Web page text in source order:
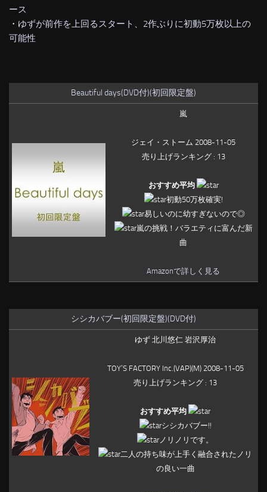
ース
・ ゆずが前作を上回るスタート、2作ぶりに初動5万枚以上の
可能性
Beautiful days(DVD付)(初回限定盤)
嵐
ジェイ・ストーム 2008-11-05
売り上げランキング : 13
おすすめ平均
初動50万枚確実!
易しいのに幼すぎないので◎
嵐の挑戦！バラエティに富んだ新
曲
Amazonで詳しく見る
シシカバブー(初回限定盤)(DVD付)
ゆず 北川悠仁 岩沢厚治
TOY’S FACTORY Inc.(VAP)(M) 2008-11-05
売り上げランキング : 13
おすすめ平均
シシカバブー!!
ノリノリです。
二人の持ち味が上手く融合されたノリ
の良い一曲